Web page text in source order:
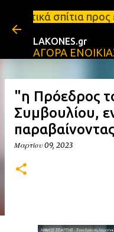
Μετάβαση
ενοικίαση στη
LAKONES.gr
ΑΓΟΡΑ
"η Πρόεδρος
Συμβουλίου,
Μαρτίου 09, 2023